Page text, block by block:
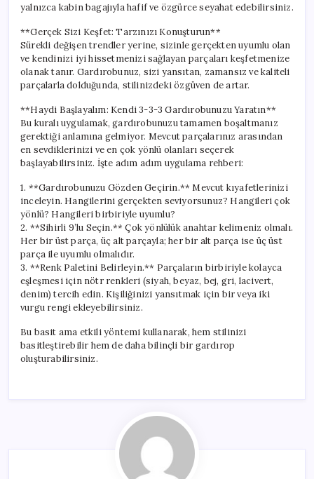
yalnızca kabin bagajıyla hafif ve özgürce seyahat edebilirsiniz.
**Gerçek Sizi Keşfet: Tarzınızı Konuşturun**
Sürekli değişen trendler yerine, sizinle gerçekten uyumlu olan
ve kendinizi iyi hissetmenizi sağlayan parçaları keşfetmenize
olanak tanır. Gardırobunuz, sizi yansıtan, zamansız ve kaliteli
parçalarla dolduğunda, stilinizdeki özgüven de artar.
**Haydi Başlayalım: Kendi 3-3-3 Gardırobunuzu Yaratın**
Bu kuralı uygulamak, gardırobunuzu tamamen boşaltmanız
gerektiği anlamına gelmiyor. Mevcut parçalarınız arasından
en sevdiklerinizi ve en çok yönlü olanları seçerek
başlayabilirsiniz. İşte adım adım uygulama rehberi:
1. **Gardırobunuzu Gözden Geçirin.** Mevcut kıyafetlerinizi
inceleyin. Hangilerini gerçekten seviyorsunuz? Hangileri çok
yönlü? Hangileri birbiriyle uyumlu?
2. **Sihirli 9’lu Seçin.** Çok yönlülük anahtar kelimeniz olmalı.
Her bir üst parça, üç alt parçayla; her bir alt parça ise üç üst
parça ile uyumlu olmalıdır.
3. **Renk Paletini Belirleyin.** Parçaların birbiriyle kolayca
eşleşmesi için nötr renkleri (siyah, beyaz, bej, gri, lacivert,
denim) tercih edin. Kişiliğinizi yansıtmak için bir veya iki
vurgu rengi ekleyebilirsiniz.
Bu basit ama etkili yöntemi kullanarak, hem stilinizi
basitleştirebilir hem de daha bilinçli bir gardırop
oluşturabilirsiniz.